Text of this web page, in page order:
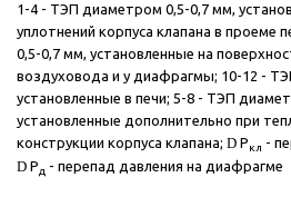
1-4 - ТЭП диаметром 0,5-0,7 мм,
уплотнений корпуса клапана в проеме
0,5-0,7 мм, установленные на
воздуховода и у диафрагмы; 10-12 -
установленные в печи; 5-8 - ТЭП
установленные дополнительно при
конструкции корпуса клапана; D Ркл -
D Рд - перепад давления на диафрагме